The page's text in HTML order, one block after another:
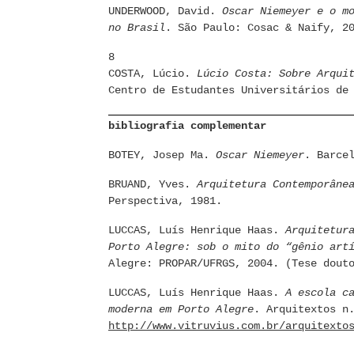
UNDERWOOD, David. Oscar Niemeyer e o
no Brasil . São Paulo: Cosac & Naify,
8
COSTA, Lúcio. Lúcio Costa: Sobre
Centro de Estudantes Universitários
bibliografia complementar
BOTEY, Josep Ma. Oscar Niemeyer.
BRUAND, Yves.Arquitetura
Perspectiva, 1981.
LUCCAS, Luís Henrique Haas.
Porto Alegre: sob o mito do “gênio
Alegre: PROPAR/UFRGS, 2004. (Tese
LUCCAS, Luís Henrique Haas.A escola
moderna em Porto Alegre. Arquitextos
http://www.vitruvius.com.br/